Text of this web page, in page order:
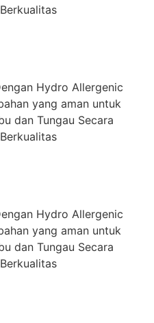
Hydro Allergenic
yang aman untuk
dan Tungau Secara
Hydro Allergenic
yang aman untuk
dan Tungau Secara